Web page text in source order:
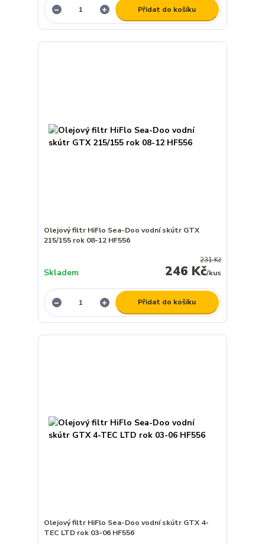
Přidat do košíku
Olejový filtr HiFlo Sea-Doo vodní skútr GTX
215/155 rok 08-12 HF556
231 Kč
246 Kč/kus
Skladem
Přidat do košíku
Olejový filtr HiFlo Sea-Doo vodní skútr GTX 4-
TEC LTD rok 03-06 HF556